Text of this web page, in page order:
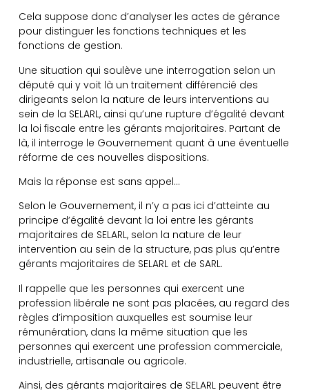
Cela suppose donc d’analyser les actes de gérance
pour distinguer les fonctions techniques et les
fonctions de gestion.
Une situation qui soulève une interrogation selon un
député qui y voit là un traitement différencié des
dirigeants selon la nature de leurs interventions au
sein de la SELARL, ainsi qu’une rupture d’égalité devant
la loi fiscale entre les gérants majoritaires. Partant de
là, il interroge le Gouvernement quant à une éventuelle
réforme de ces nouvelles dispositions.
Mais la réponse est sans appel…
Selon le Gouvernement, il n’y a pas ici d’atteinte au
principe d’égalité devant la loi entre les gérants
majoritaires de SELARL, selon la nature de leur
intervention au sein de la structure, pas plus qu’entre
gérants majoritaires de SELARL et de SARL.
Il rappelle que les personnes qui exercent une
profession libérale ne sont pas placées, au regard des
règles d’imposition auxquelles est soumise leur
rémunération, dans la même situation que les
personnes qui exercent une profession commerciale,
industrielle, artisanale ou agricole.
Ainsi, des gérants majoritaires de SELARL peuvent être